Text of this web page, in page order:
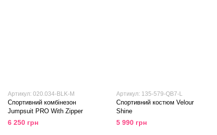
Артикул: 020.034-BLK-M
Спортивний комбінезон
Jumpsuit PRO With Zipper
6 250 грн
Артикул: 135-579-QB7-L
Спортивний костюм Velour
Shine
5 990 грн